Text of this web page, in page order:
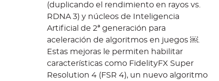
(duplicando el rendimiento en rayos vs.
RDNA 3) y núcleos de Inteligencia
Artificial de 2ª generación para
aceleración de algoritmos en juegos ￼.
Estas mejoras le permiten habilitar
características como FidelityFX Super
Resolution 4 (FSR 4), un nuevo algoritmo